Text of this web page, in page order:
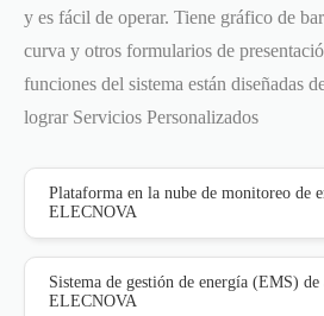
y es fácil de operar. Tiene gráfico de
curva y otros formularios de
funciones del sistema están diseñadas
lograr Servicios Personalizados
Plataforma en la nube de monitoreo de
ELECNOVA
Sistema de gestión de energía (EMS)
ELECNOVA